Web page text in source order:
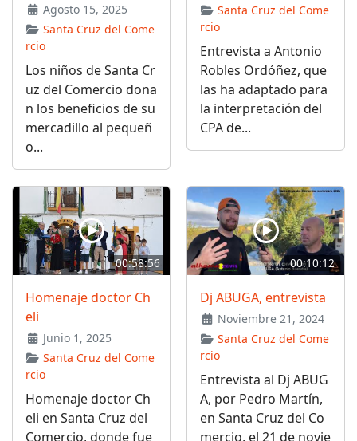
Agosto 15, 2025
Santa Cruz del Come
rcio
Los niños de Santa Cr
uz del Comercio dona
n los beneficios de su
mercadillo al pequeñ
o...
Santa Cruz del Come
rcio
Entrevista a Antonio
Robles Ordóñez, que
las ha adaptado para
la interpretación del
CPA de...
00:58:56
Homenaje doctor Ch
eli
Junio 1, 2025
Santa Cruz del Come
rcio
Homenaje doctor Ch
eli en Santa Cruz del
Comercio, donde fue
00:10:12
Dj ABUGA, entrevista
Noviembre 21, 2024
Santa Cruz del Come
rcio
Entrevista al Dj ABUG
A, por Pedro Martín,
en Santa Cruz del Co
mercio, el 21 de novie